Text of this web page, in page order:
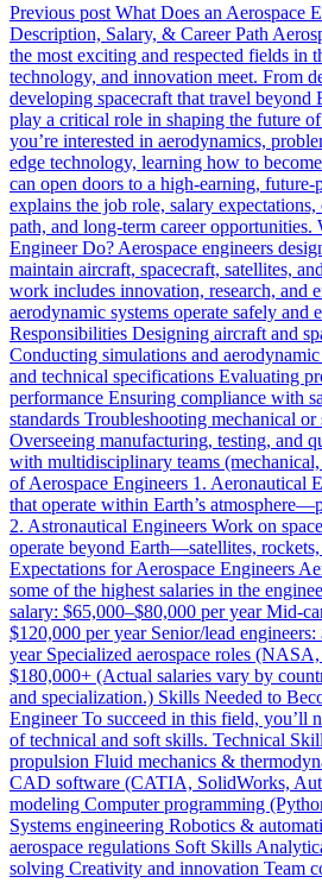
Previous post What Does an Aerospace
Description, Salary, & Career Path
the most exciting and respected fields in
technology, and innovation meet. From
developing spacecraft that travel beyond
play a critical role in shaping the future
you’re interested in aerodynamics,
edge technology, learning how to
can open doors to a high-earning,
explains the job role, salary
path, and long-term career opportunities.
Engineer Do? Aerospace engineers
maintain aircraft, spacecraft, satellites,
work includes innovation, research, and
aerodynamic systems operate safely and
Responsibilities Designing aircraft and
Conducting simulations and
and technical specifications Evaluating
performance Ensuring compliance with
standards Troubleshooting mechanical or
Overseeing manufacturing, testing, and
with multidisciplinary teams
of Aerospace Engineers 1. Aeronautical
that operate within Earth’s
2. Astronautical Engineers Work on
operate beyond Earth—satellites, rockets,
Expectations for Aerospace Engineers
some of the highest salaries in the
salary: $65,000–$80,000 per year Mid-
$120,000 per year Senior/lead
year Specialized aerospace roles
$180,000+ (Actual salaries vary by
and specialization.) Skills Needed to
Engineer To succeed in this field, you’ll
of technical and soft skills. Technical
propulsion Fluid mechanics &
CAD software (CATIA, SolidWorks,
modeling Computer programming
Systems engineering Robotics &
aerospace regulations Soft Skills
solving Creativity and innovation Team